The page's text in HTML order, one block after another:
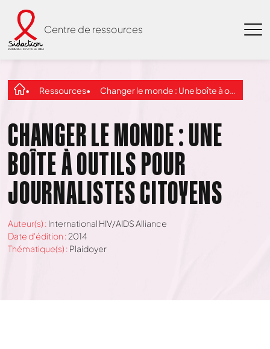
Centre de ressources
Ressources Changer le monde : Une boîte à outils pour journalistes citoyens
CHANGER LE MONDE : UNE
BOÎTE À OUTILS POUR
JOURNALISTES CITOYENS
Auteur(s) : International HIV/AIDS Alliance
Date d'édition : 2014
Thématique(s) : Plaidoyer